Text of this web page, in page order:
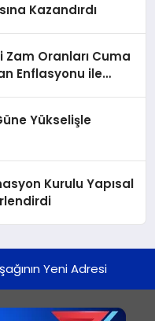
Kazandırdı
Zam Oranları Cuma
Enflasyonu ile
Yükselişle
Kurulu Yapısal
Yeni Adresi